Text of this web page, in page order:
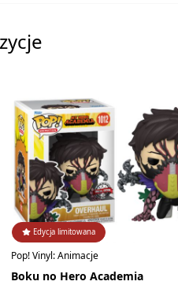
Edycja limitowana
Pop! Vinyl: Animacje
Boku no Hero Academia